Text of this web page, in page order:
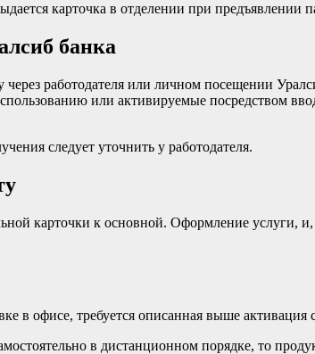
карточка в отделении при предъявлении
банка
через работодателя или личном посещении
или активируемые посредством
следует уточнить у работодателя.
карточки к основной. Оформление услуги,
в офисе, требуется описанная выше
в дистанционном порядке, то